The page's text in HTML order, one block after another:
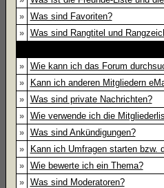
»
Was sind Favoriten?
»
Was sind Rangtitel und
»
Wie kann ich das Forum
»
Kann ich anderen Mitgliedern
»
Was sind private Nachrichten?
»
Wie verwende ich die
»
Was sind Ankündigungen?
»
Kann ich Umfragen starten bzw.
»
Wie bewerte ich ein Thema?
»
Was sind Moderatoren?